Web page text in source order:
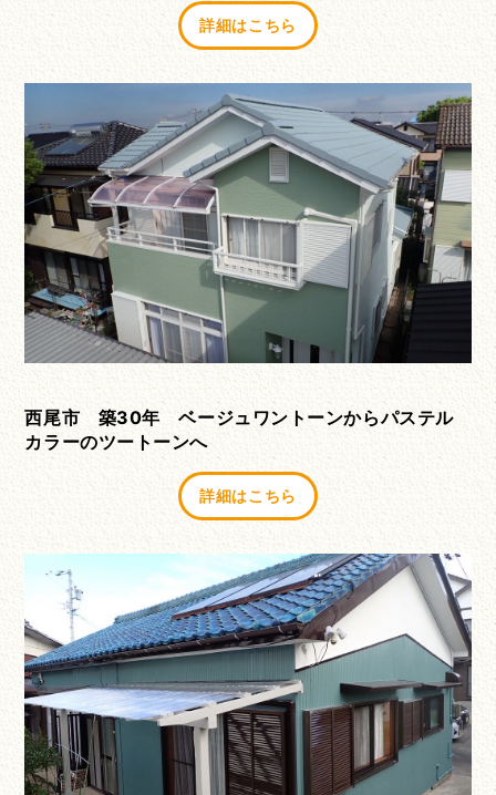
詳細はこちら
西尾市 築30年 ベージュワントーンからパステル
カラーのツートーンへ
詳細はこちら